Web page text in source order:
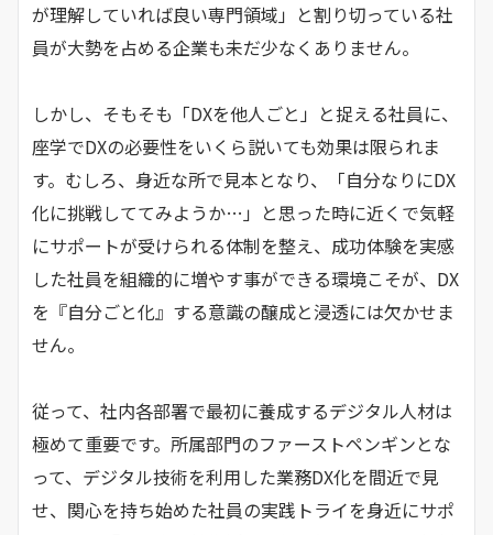
が理解していれば良い専門領域」と割り切っている社
員が大勢を占める企業も未だ少なくありません。
しかし、そもそも「DXを他人ごと」と捉える社員に、
座学でDXの必要性をいくら説いても効果は限られま
す。むしろ、身近な所で見本となり、「自分なりにDX
化に挑戦しててみようか…」と思った時に近くで気軽
にサポートが受けられる体制を整え、成功体験を実感
した社員を組織的に増やす事ができる環境こそが、DX
を『自分ごと化』する意識の醸成と浸透には欠かせま
せん。
従って、社内各部署で最初に養成するデジタル人材は
極めて重要です。所属部門のファーストペンギンとな
って、デジタル技術を利用した業務DX化を間近で見
せ、関心を持ち始めた社員の実践トライを身近にサポ